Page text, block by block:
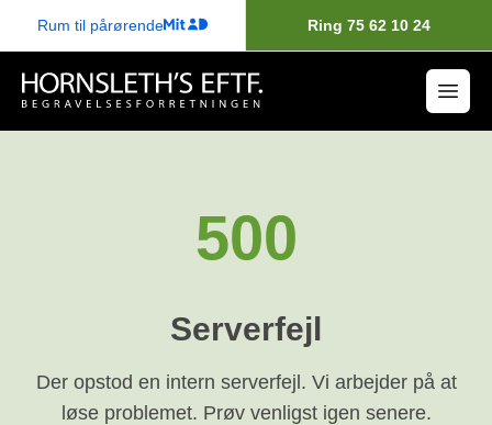
Rum til pårørende Ring 75 62 10 24
500
Serverfejl
Der opstod en intern serverfejl. Vi arbejder på at
løse problemet. Prøv venligst igen senere.